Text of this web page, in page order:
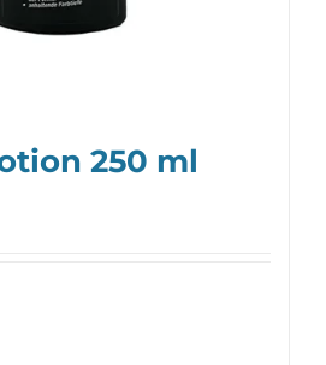
250 ml